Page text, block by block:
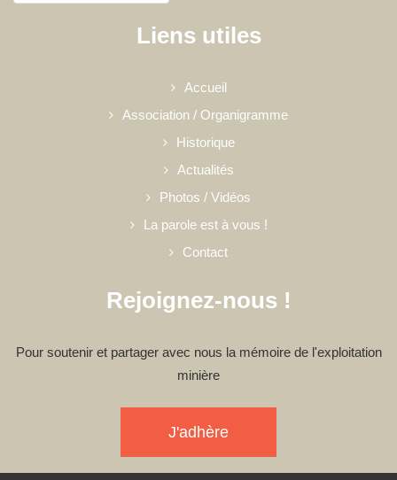
Liens utiles
Accueil
Association / Organigramme
Historique
Actualités
Photos / Vidéos
La parole est à vous !
Contact
Rejoignez-nous !
Pour soutenir et partager avec nous la mémoire de l'exploitation
minière
J'adhère